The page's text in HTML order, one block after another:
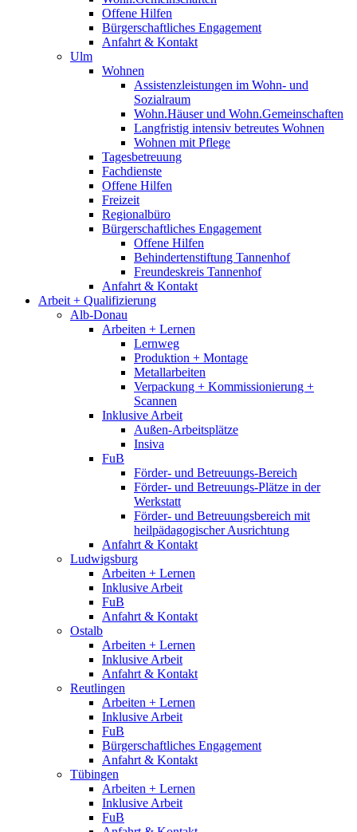
Offene Hilfen
Bürgerschaftliches Engagement
Anfahrt & Kontakt
Ulm
Wohnen
Assistenzleistungen im Wohn- und
Sozialraum
Wohn.Häuser und Wohn.Gemeinschaften
Langfristig intensiv betreutes Wohnen
Wohnen mit Pflege
Tagesbetreuung
Fachdienste
Offene Hilfen
Freizeit
Regionalbüro
Bürgerschaftliches Engagement
Offene Hilfen
Behindertenstiftung Tannenhof
Freundeskreis Tannenhof
Anfahrt & Kontakt
Arbeit + Qualifizierung
Alb-Donau
Arbeiten + Lernen
Lernweg
Produktion + Montage
Metallarbeiten
Verpackung + Kommissionierung +
Scannen
Inklusive Arbeit
Außen-Arbeitsplätze
Insiva
FuB
Förder- und Betreuungs-Bereich
Förder- und Betreuungs-Plätze in der
Werkstatt
Förder- und Betreuungsbereich mit
heilpädagogischer Ausrichtung
Anfahrt & Kontakt
Ludwigsburg
Arbeiten + Lernen
Inklusive Arbeit
FuB
Anfahrt & Kontakt
Ostalb
Arbeiten + Lernen
Inklusive Arbeit
Anfahrt & Kontakt
Reutlingen
Arbeiten + Lernen
Inklusive Arbeit
FuB
Bürgerschaftliches Engagement
Anfahrt & Kontakt
Tübingen
Arbeiten + Lernen
Inklusive Arbeit
FuB